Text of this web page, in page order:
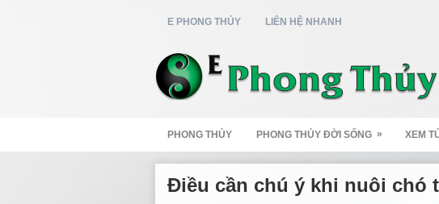
E PHONG THỦY LIÊN HỆ NHANH
PHONG THỦY PHONG THỦY ĐỜI SỐNG » XEM
Điều cần chú ý khi nuôi chó